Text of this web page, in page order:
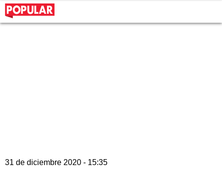
31 de diciembre 2020 - 15:35